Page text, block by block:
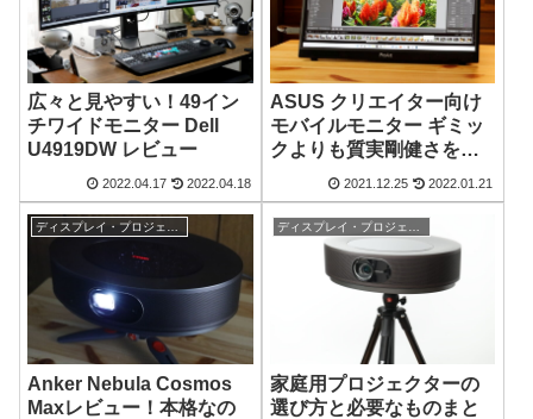
広々と見やすい！49イン
チワイドモニター Dell
U4919DW レビュー
2022.04.17 2022.04.18
ASUS クリエイター向け
モバイルモニター ギミッ
クよりも質実剛健さを評
価したい ProArt Display
PA148CTV
2021.12.25 2022.01.21
ディスプレイ・プロジェクター
Anker Nebula Cosmos
Maxレビュー！本格なの
ディスプレイ・プロジェクター
家庭用プロジェクターの
選び方と必要なものまと